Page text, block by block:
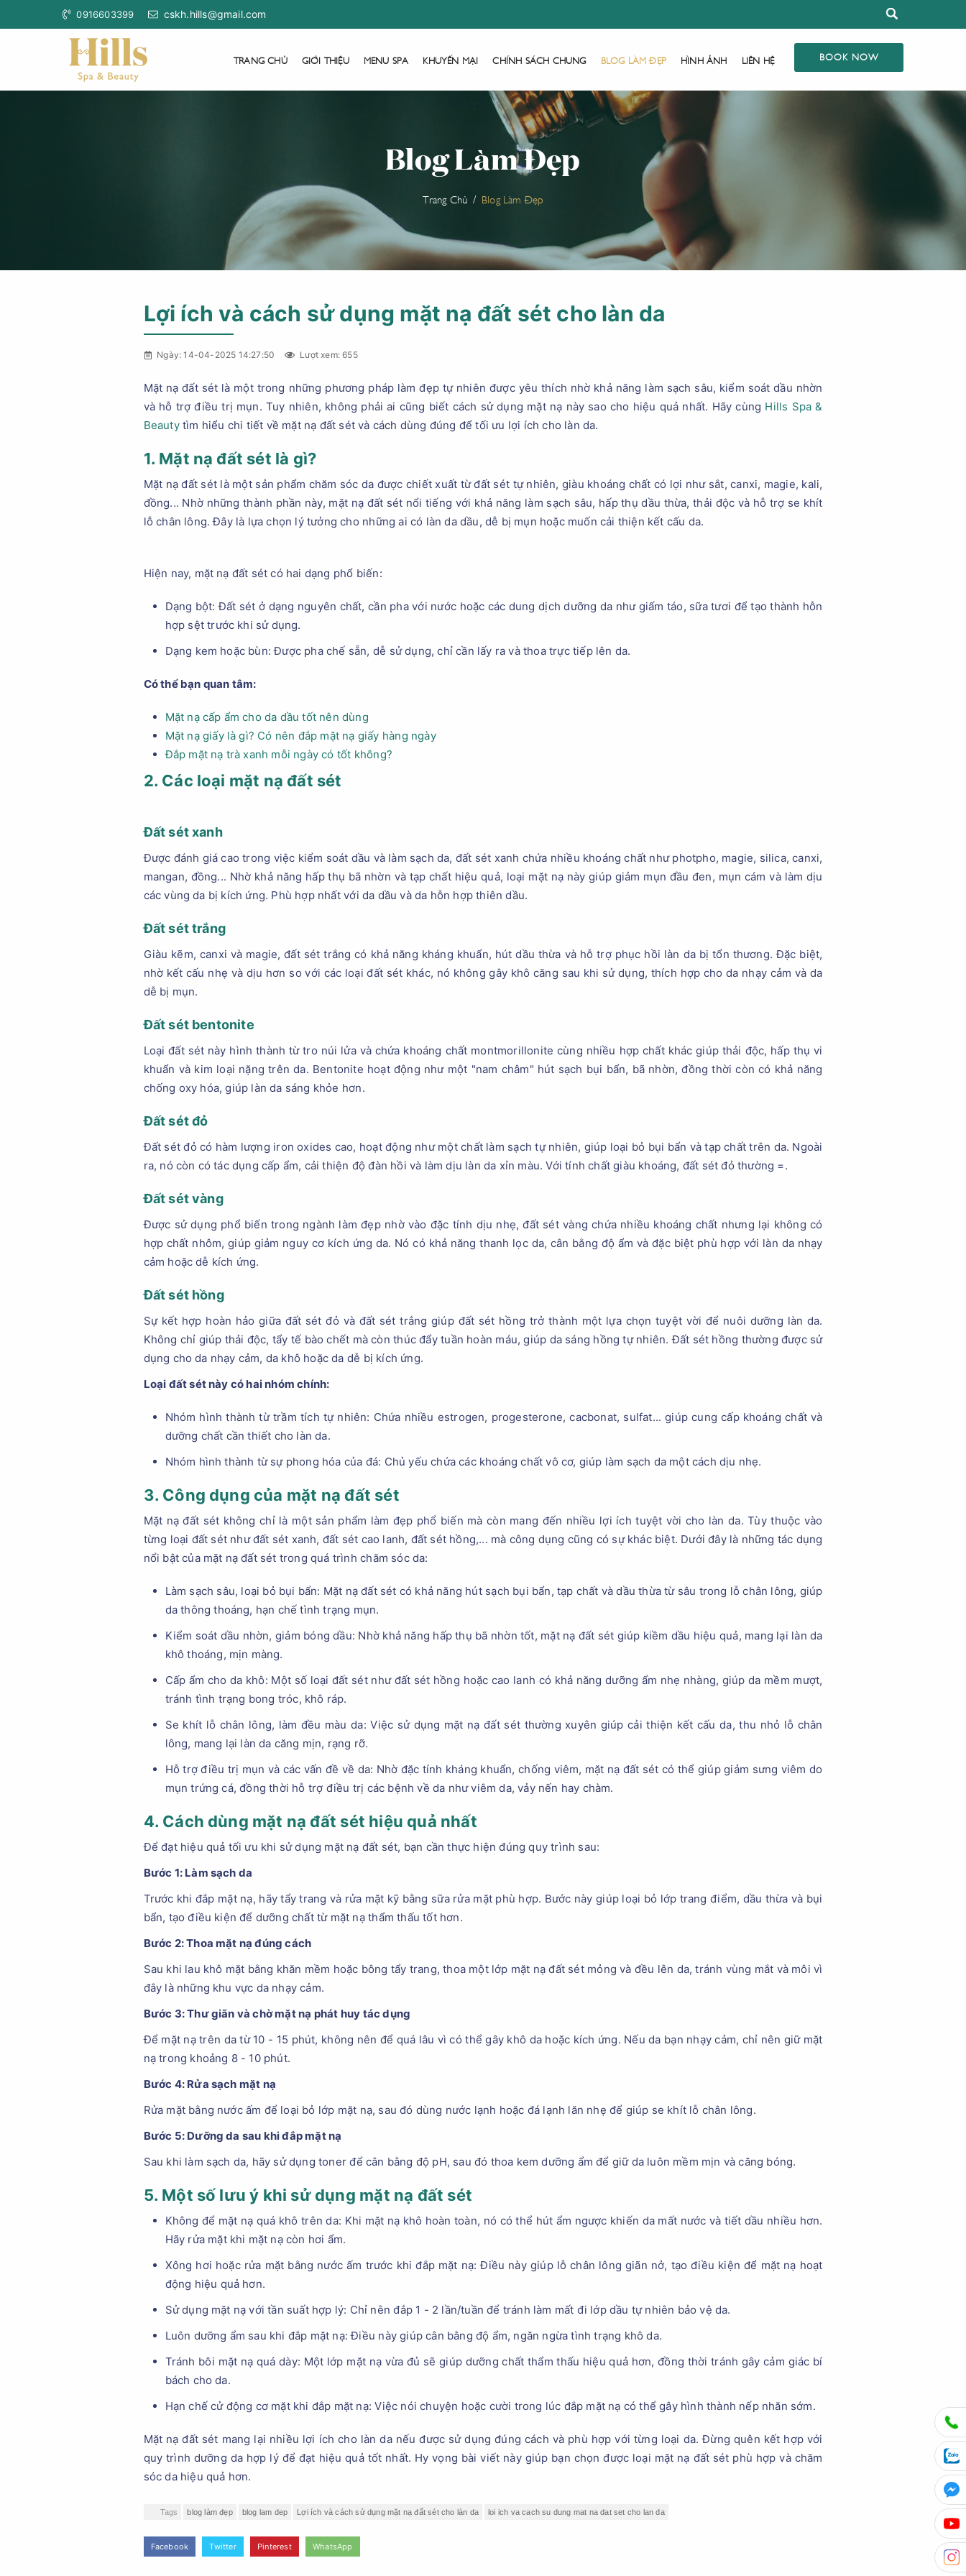
0916603399 cskh.hills@gmail.com
TRANG CHỦ GIỚI THIỆU MENU SPA KHUYẾN MẠI CHÍNH SÁCH CHUNG BLOG LÀM ĐẸP HÌNH ẢNH LIÊN HỆ BOOK NOW
Blog Làm Đẹp
Trang Chủ Blog Làm Đẹp
Lợi ích và cách sử dụng mặt nạ đất sét cho làn da
Ngày: 14-04-2025 14:27:50 Lượt xem: 655
Mặt nạ đất sét là một trong những phương pháp làm đẹp tự nhiên được yêu thích nhờ khả năng làm sạch sâu, kiểm soát dầu nhờn
và hỗ trợ điều trị mụn. Tuy nhiên, không phải ai cũng biết cách sử dụng mặt nạ này sao cho hiệu quả nhất. Hãy cùng Hills Spa &
Beautytìm hiểu chi tiết về mặt nạ đất sét và cách dùng đúng để tối ưu lợi ích cho làn da.
1. Mặt nạ đất sét là gì?
Mặt nạ đất sét là một sản phẩm chăm sóc da được chiết xuất từ đất sét tự nhiên, giàu khoáng chất có lợi như sắt, canxi, magie, kali,
đồng... Nhờ những thành phần này, mặt nạ đất sét nổi tiếng với khả năng làm sạch sâu, hấp thụ dầu thừa, thải độc và hỗ trợ se khít
lỗ chân lông. Đây là lựa chọn lý tưởng cho những ai có làn da dầu, dễ bị mụn hoặc muốn cải thiện kết cấu da.
Hiện nay, mặt nạ đất sét có hai dạng phổ biến:
Dạng bột: Đất sét ở dạng nguyên chất, cần pha với nước hoặc các dung dịch dưỡng da như giấm táo, sữa tươi để tạo thành hỗn
hợp sệt trước khi sử dụng.
Dạng kem hoặc bùn: Được pha chế sẵn, dễ sử dụng, chỉ cần lấy ra và thoa trực tiếp lên da.
Có thể bạn quan tâm:
Mặt nạ cấp ẩm cho da dầu tốt nên dùng
Mặt nạ giấy là gì? Có nên đắp mặt nạ giấy hàng ngày
Đắp mặt nạ trà xanh mỗi ngày có tốt không?
2. Các loại mặt nạ đất sét
Đất sét xanh
Được đánh giá cao trong việc kiểm soát dầu và làm sạch da, đất sét xanh chứa nhiều khoáng chất như photpho, magie, silica, canxi,
mangan, đồng... Nhờ khả năng hấp thụ bã nhờn và tạp chất hiệu quả, loại mặt nạ này giúp giảm mụn đầu đen, mụn cám và làm dịu
các vùng da bị kích ứng. Phù hợp nhất với da dầu và da hỗn hợp thiên dầu.
Đất sét trắng
Giàu kẽm, canxi và magie, đất sét trắng có khả năng kháng khuẩn, hút dầu thừa và hỗ trợ phục hồi làn da bị tổn thương. Đặc biệt,
nhờ kết cấu nhẹ và dịu hơn so với các loại đất sét khác, nó không gây khô căng sau khi sử dụng, thích hợp cho da nhạy cảm và da
dễ bị mụn.
Đất sét bentonite
Loại đất sét này hình thành từ tro núi lửa và chứa khoáng chất montmorillonite cùng nhiều hợp chất khác giúp thải độc, hấp thụ vi
khuẩn và kim loại nặng trên da. Bentonite hoạt động như một "nam châm" hút sạch bụi bẩn, bã nhờn, đồng thời còn có khả năng
chống oxy hóa, giúp làn da sáng khỏe hơn.
Đất sét đỏ
Đất sét đỏ có hàm lượng iron oxides cao, hoạt động như một chất làm sạch tự nhiên, giúp loại bỏ bụi bẩn và tạp chất trên da. Ngoài
ra, nó còn có tác dụng cấp ẩm, cải thiện độ đàn hồi và làm dịu làn da xỉn màu. Với tính chất giàu khoáng, đất sét đỏ thường =.
Đất sét vàng
Được sử dụng phổ biến trong ngành làm đẹp nhờ vào đặc tính dịu nhẹ, đất sét vàng chứa nhiều khoáng chất nhưng lại không có
hợp chất nhôm, giúp giảm nguy cơ kích ứng da. Nó có khả năng thanh lọc da, cân bằng độ ẩm và đặc biệt phù hợp với làn da nhạy
cảm hoặc dễ kích ứng.
Đất sét hồng
Sự kết hợp hoàn hảo giữa đất sét đỏ và đất sét trắng giúp đất sét hồng trở thành một lựa chọn tuyệt vời để nuôi dưỡng làn da.
Không chỉ giúp thải độc, tẩy tế bào chết mà còn thúc đẩy tuần hoàn máu, giúp da sáng hồng tự nhiên. Đất sét hồng thường được sử
dụng cho da nhạy cảm, da khô hoặc da dễ bị kích ứng.
Loại đất sét này có hai nhóm chính:
Nhóm hình thành từ trầm tích tự nhiên: Chứa nhiều estrogen, progesterone, cacbonat, sulfat... giúp cung cấp khoáng chất và
dưỡng chất cần thiết cho làn da.
Nhóm hình thành từ sự phong hóa của đá: Chủ yếu chứa các khoáng chất vô cơ, giúp làm sạch da một cách dịu nhẹ.
3. Công dụng của mặt nạ đất sét
Mặt nạ đất sét không chỉ là một sản phẩm làm đẹp phổ biến mà còn mang đến nhiều lợi ích tuyệt vời cho làn da. Tùy thuộc vào
từng loại đất sét như đất sét xanh, đất sét cao lanh, đất sét hồng,... mà công dụng cũng có sự khác biệt. Dưới đây là những tác dụng
nổi bật của mặt nạ đất sét trong quá trình chăm sóc da:
Làm sạch sâu, loại bỏ bụi bẩn: Mặt nạ đất sét có khả năng hút sạch bụi bẩn, tạp chất và dầu thừa từ sâu trong lỗ chân lông, giúp
da thông thoáng, hạn chế tình trạng mụn.
Kiểm soát dầu nhờn, giảm bóng dầu: Nhờ khả năng hấp thụ bã nhờn tốt, mặt nạ đất sét giúp kiềm dầu hiệu quả, mang lại làn da
khô thoáng, mịn màng.
Cấp ẩm cho da khô: Một số loại đất sét như đất sét hồng hoặc cao lanh có khả năng dưỡng ẩm nhẹ nhàng, giúp da mềm mượt,
tránh tình trạng bong tróc, khô ráp.
Se khít lỗ chân lông, làm đều màu da: Việc sử dụng mặt nạ đất sét thường xuyên giúp cải thiện kết cấu da, thu nhỏ lỗ chân
lông, mang lại làn da căng mịn, rạng rỡ.
Hỗ trợ điều trị mụn và các vấn đề về da: Nhờ đặc tính kháng khuẩn, chống viêm, mặt nạ đất sét có thể giúp giảm sưng viêm do
mụn trứng cá, đồng thời hỗ trợ điều trị các bệnh về da như viêm da, vảy nến hay chàm.
4. Cách dùng mặt nạ đất sét hiệu quả nhất
Để đạt hiệu quả tối ưu khi sử dụng mặt nạ đất sét, bạn cần thực hiện đúng quy trình sau:
Bước 1: Làm sạch da
Trước khi đắp mặt nạ, hãy tẩy trang và rửa mặt kỹ bằng sữa rửa mặt phù hợp. Bước này giúp loại bỏ lớp trang điểm, dầu thừa và bụi
bẩn, tạo điều kiện để dưỡng chất từ mặt nạ thẩm thấu tốt hơn.
Bước 2: Thoa mặt nạ đúng cách
Sau khi lau khô mặt bằng khăn mềm hoặc bông tẩy trang, thoa một lớp mặt nạ đất sét mỏng và đều lên da, tránh vùng mắt và môi vì
đây là những khu vực da nhạy cảm.
Bước 3: Thư giãn và chờ mặt nạ phát huy tác dụng
Để mặt nạ trên da từ 10 - 15 phút, không nên để quá lâu vì có thể gây khô da hoặc kích ứng. Nếu da bạn nhạy cảm, chỉ nên giữ mặt
nạ trong khoảng 8 - 10 phút.
Bước 4: Rửa sạch mặt nạ
Rửa mặt bằng nước ấm để loại bỏ lớp mặt nạ, sau đó dùng nước lạnh hoặc đá lạnh lăn nhẹ để giúp se khít lỗ chân lông.
Bước 5: Dưỡng da sau khi đắp mặt nạ
Sau khi làm sạch da, hãy sử dụng toner để cân bằng độ pH, sau đó thoa kem dưỡng ẩm để giữ da luôn mềm mịn và căng bóng.
5. Một số lưu ý khi sử dụng mặt nạ đất sét
Không để mặt nạ quá khô trên da: Khi mặt nạ khô hoàn toàn, nó có thể hút ẩm ngược khiến da mất nước và tiết dầu nhiều hơn.
Hãy rửa mặt khi mặt nạ còn hơi ẩm.
Xông hơi hoặc rửa mặt bằng nước ấm trước khi đắp mặt nạ: Điều này giúp lỗ chân lông giãn nở, tạo điều kiện để mặt nạ hoạt
động hiệu quả hơn.
Sử dụng mặt nạ với tần suất hợp lý: Chỉ nên đắp 1 - 2 lần/tuần để tránh làm mất đi lớp dầu tự nhiên bảo vệ da.
Luôn dưỡng ẩm sau khi đắp mặt nạ: Điều này giúp cân bằng độ ẩm, ngăn ngừa tình trạng khô da.
Tránh bôi mặt nạ quá dày: Một lớp mặt nạ vừa đủ sẽ giúp dưỡng chất thẩm thấu hiệu quả hơn, đồng thời tránh gây cảm giác bí
bách cho da.
Hạn chế cử động cơ mặt khi đắp mặt nạ: Việc nói chuyện hoặc cười trong lúc đắp mặt nạ có thể gây hình thành nếp nhăn sớm.
Mặt nạ đất sét mang lại nhiều lợi ích cho làn da nếu được sử dụng đúng cách và phù hợp với từng loại da. Đừng quên kết hợp với
quy trình dưỡng da hợp lý để đạt hiệu quả tốt nhất. Hy vọng bài viết này giúp bạn chọn được loại mặt nạ đất sét phù hợp và chăm
sóc da hiệu quả hơn.
Tags blog làm đẹp blog lam dep Lợi ích và cách sử dụng mặt nạ đất sét cho làn da loi ich va cach su dung mat na dat set cho lan da
Facebook Twitter Pinterest WhatsApp